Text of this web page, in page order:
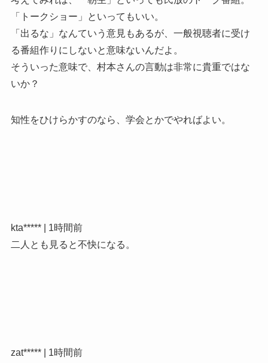
「トークショー」といってもいい。
「出るな」なんていう意見もあるが、一般視聴者に受け
る番組作りにしないと意味ないんだよ。
そういった意味で、村本さんの言動は非常に貴重ではな
いか？
知性をひけらかすのなら、学会とかでやればよい。
kta***** | 1時間前
二人とも見ると不快になる。
zat***** | 1時間前